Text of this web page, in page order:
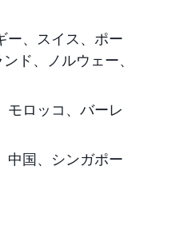
ー、スイス、ポー
ド、ノルウェー、
モロッコ、バーレ
中国、シンガポー